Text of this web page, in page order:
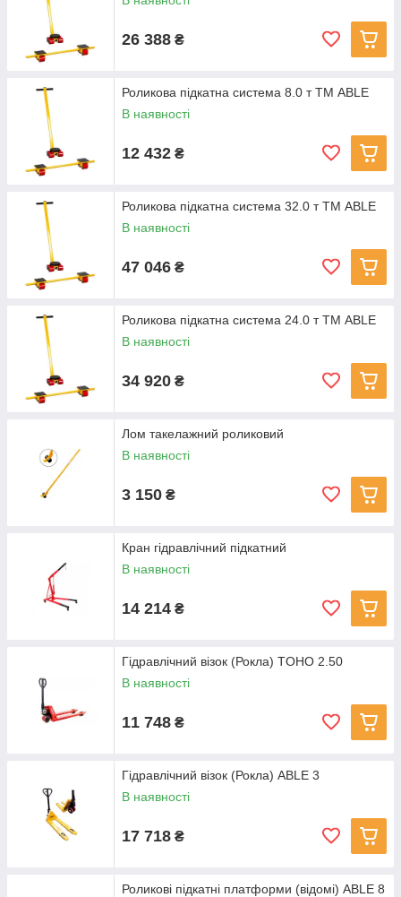
26 388 ₴
Роликова підкатна система 8.0 т ТМ ABLE
В наявності
12 432 ₴
Роликова підкатна система 32.0 т ТМ ABLE
В наявності
47 046 ₴
Роликова підкатна система 24.0 т ТМ ABLE
В наявності
34 920 ₴
Лом такелажний роликовий
В наявності
3 150 ₴
Кран гідравлічний підкатний
В наявності
14 214 ₴
Гідравлічний візок (Рокла) TOHO 2.50
В наявності
11 748 ₴
Гідравлічний візок (Рокла) ABLE 3
В наявності
17 718 ₴
Роликові підкатні платформи (відомі) ABLE 8